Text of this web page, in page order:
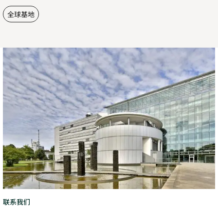
全球基地
殷
格
翰
（Ingelheim）
联系我们